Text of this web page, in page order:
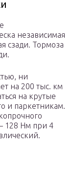
независимая
сзади. Тормоза
ни
на 200 тыс. км
на крутые
и паркетникам.
128 Нм при 4